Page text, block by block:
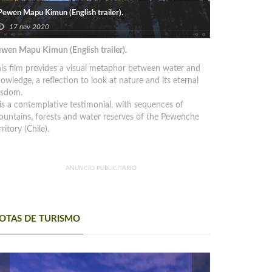
Mapu Kimun (English trailer).
17 nov 2020
Mapu Kimun (English trailer).
film provides a visual metaphor between water and
a reflection to look at nature and its eternal
a contemplative testimonial, with sequences of
forests and water reserves of the Pewenche
(Chile).
ANUNCIO PUBLICITARIO
DE TURISMO